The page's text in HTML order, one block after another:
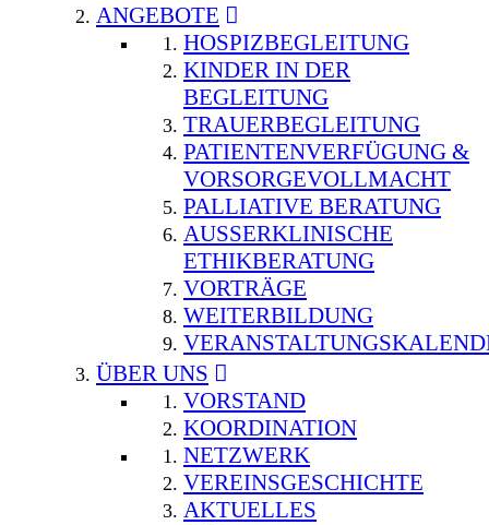
ANGEBOTE
HOSPIZBEGLEITUNG
KINDER IN DER
BEGLEITUNG
TRAUERBEGLEITUNG
PATIENTENVERFÜGUNG &
VORSORGEVOLLMACHT
PALLIATIVE BERATUNG
AUSSERKLINISCHE E
THIKBERATUNG
VORTRÄGE
WEITERBILDUNG
ÜBER UNS
VORSTAND
KOORDINATION
NETZWERK
VEREINSGESCHICHTE
AKTUELLES